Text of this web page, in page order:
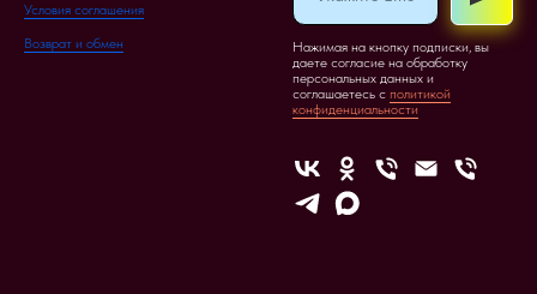
Условия соглашения
Возврат и обмен
Нажимая на кнопку подписки, вы
даете согласие на обработку
персональных данных и
соглашаетесь c политикой
конфиденциальности